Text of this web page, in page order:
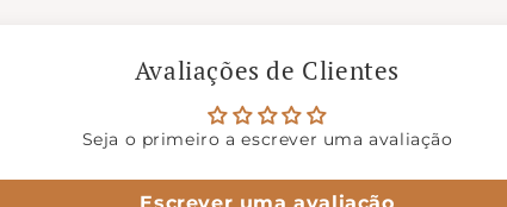
Avaliações de Clientes
Seja o primeiro a escrever uma avaliação